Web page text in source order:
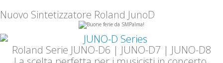
Nuovo Sintetizzatore Roland JunoD
Roland Serie JUNO-D6 | JUNO-D7 | JUNO-D8